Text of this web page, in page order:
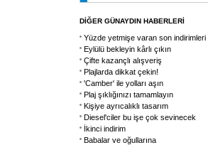
DİĞER GÜNAYDIN HABERLERİ
Yüzde yetmişe varan son indirimleri
Eylülü bekleyin kârlı çıkın
Çifte kazançlı alışveriş
Plajlarda dikkat çekin!
'Camber' ile yolları aşın
Plaj şıklığınızı tamamlayın
Kişiye ayrıcalıklı tasarım
Diesel'ciler bu işe çok sevinecek
İkinci indirim
Babalar ve oğullarına